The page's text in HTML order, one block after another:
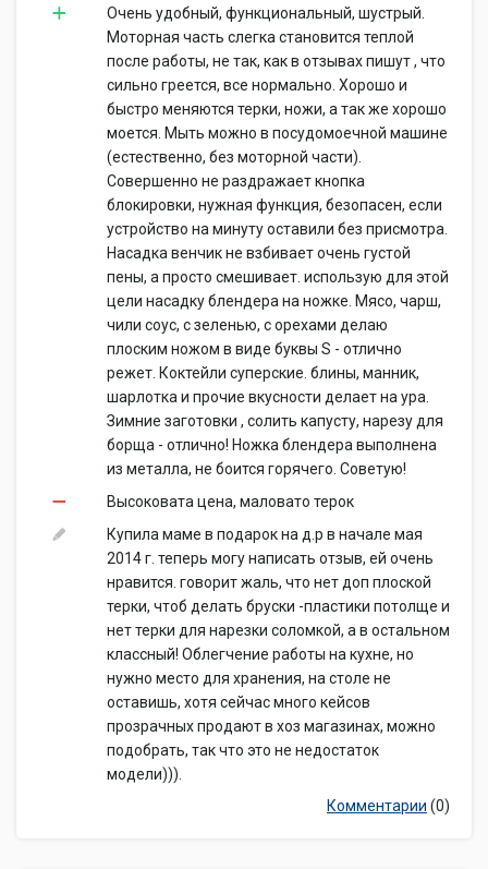
Очень удобный, функциональный, шустрый.
Моторная часть слегка становится теплой
после работы, не так, как в отзывах пишут , что
сильно греется, все нормально. Хорошо и
быстро меняются терки, ножи, а так же хорошо
моется. Мыть можно в посудомоечной машине
(естественно, без моторной части).
Совершенно не раздражает кнопка
блокировки, нужная функция, безопасен, если
устройство на минуту оставили без присмотра.
Насадка венчик не взбивает очень густой
пены, а просто смешивает. использую для этой
цели насадку блендера на ножке. Мясо, чарш,
чили соус, с зеленью, с орехами делаю
плоским ножом в виде буквы S - отлично
режет. Коктейли суперские. блины, манник,
шарлотка и прочие вкусности делает на ура.
Зимние заготовки , солить капусту, нарезу для
борща - отлично! Ножка блендера выполнена
из металла, не боится горячего. Советую!
Высоковата цена, маловато терок
Купила маме в подарок на д.р в начале мая
2014 г. теперь могу написать отзыв, ей очень
нравится. говорит жаль, что нет доп плоской
терки, чтоб делать бруски -пластики потолще и
нет терки для нарезки соломкой, а в остальном
классный! Облегчение работы на кухне, но
нужно место для хранения, на столе не
оставишь, хотя сейчас много кейсов
прозрачных продают в хоз магазинах, можно
подобрать, так что это не недостаток
модели))).
Комментарии (0)